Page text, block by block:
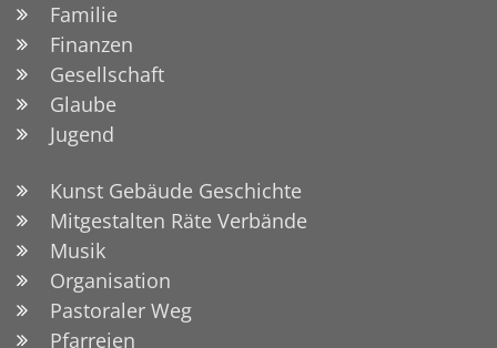
Familie
Finanzen
Gesellschaft
Glaube
Jugend
Kunst Gebäude Geschichte
Mitgestalten Räte Verbände
Musik
Organisation
Pastoraler Weg
Pfarreien